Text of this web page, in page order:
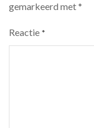
gemarkeerd met*
Reactie *